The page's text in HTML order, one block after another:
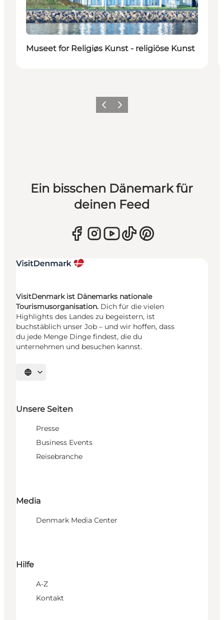
Museet for Religiøs Kunst - religiöse Kunst
ZurückWeiter
Ein bisschen Dänemark für
deinen Feed
VisitDenmark ist Dänemarks nationale
Tourismusorganisation. Dich für die vielen
Highlights des Landes zu begeistern, ist
buchstäblich unser Job – und wir hoffen, dass
du jede Menge Dinge findest, die du
unternehmen und besuchen kannst.
Sprache auswählen
Unsere Seiten
Presse
Business Events
Reisebranche
Media
Denmark Media Center
Hilfe
A-Z
Kontakt